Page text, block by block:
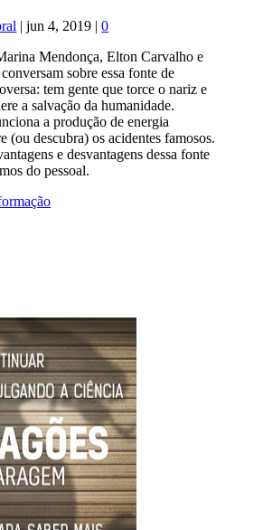
|jun 4, 2019 |0
Mendonça, Elton Carvalho e
sobre essa fonte de
tem gente que torce o nariz e
a salvação da humanidade.
a produção de energia
(ou descubra) os acidentes famosos.
e desvantagens dessa fonte
do pessoal.